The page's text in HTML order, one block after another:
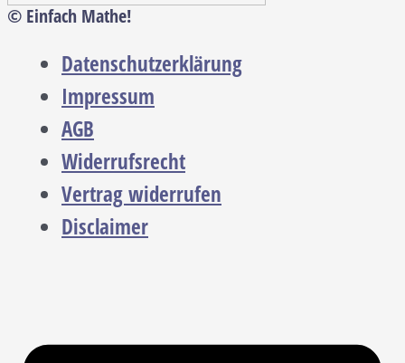
© Einfach Mathe!
Datenschutzerklärung
Impressum
AGB
Widerrufsrecht
Vertrag widerrufen
Disclaimer